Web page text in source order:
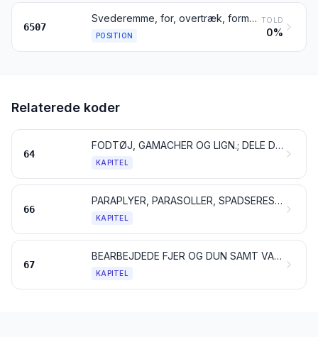
6507
Svederemme, for, overtræk, forme, stel, skygger og hageremme, til hovedbeklædning
POSITION
TOLD
0%
Relaterede koder
64
FODTØJ, GAMACHER OG LIGN.; DELE DERTIL
KAPITEL
66
PARAPLYER, PARASOLLER, SPADSERESTOKKE, SIDDESTOKKE, PISKE, RIDEPISKE SAMT DELE DERTIL
KAPITEL
67
BEARBEJDEDE FJER OG DUN SAMT VARER AF FJER OG DUN; KUNSTIGE BLOMSTER; VARER AF MENNESKEHÅR
KAPITEL